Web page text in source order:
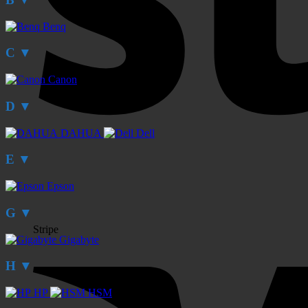
Stripe
Benq
C ▼
Canon
D ▼
DAHUA Dell
E ▼
Epson
G ▼
Gigabyte
H ▼
HP HSM